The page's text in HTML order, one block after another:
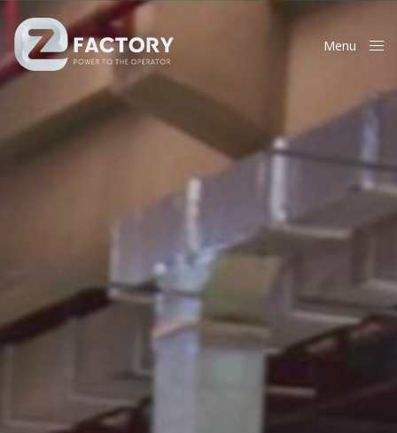
Menu